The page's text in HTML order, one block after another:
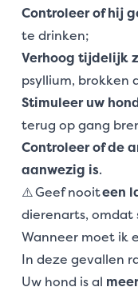
Controleer of hij
te drinken;
Verhoog tijdelijk
psyllium, brokken
Stimuleer uw
terug op gang
Controleer of de
aanwezig is.
⚠️ Geef nooiteen
dierenarts, omdat
Wanneer moet ik
In deze gevallen
Uw hond is al